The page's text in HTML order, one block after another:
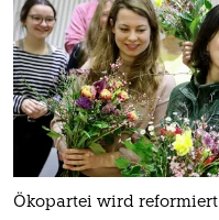
Ökopartei wird reformiert